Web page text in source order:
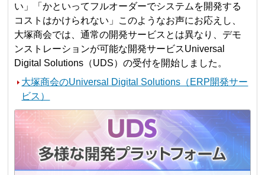
い」「かといってフルオーダーでシステムを開発する
コストはかけられない」このようなお声にお応えし、
大塚商会では、通常の開発サービスとは異なり、デモ
ンストレーションが可能な開発サービスUniversal
Digital Solutions（UDS）の受付を開始しました。
大塚商会のUniversal Digital Solutions（ERP開発サー
ビス）